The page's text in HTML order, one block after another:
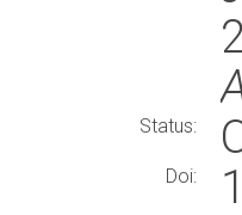
Status:
Doi: